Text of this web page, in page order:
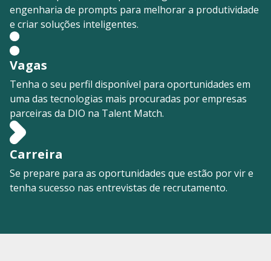
engenharia de prompts para melhorar a produtividade
e criar soluções inteligentes.
Vagas
Tenha o seu perfil disponível para oportunidades em
uma das tecnologias mais procuradas por empresas
parceiras da DIO na Talent Match.
Carreira
Se prepare para as oportunidades que estão por vir e
tenha sucesso nas entrevistas de recrutamento.